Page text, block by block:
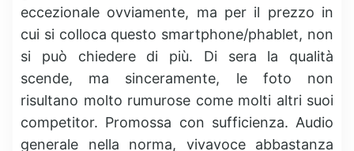
eccezionale ovviamente, ma per il prezzo in
cui si colloca questo smartphone/phablet, non
si può chiedere di più. Di sera la qualità
scende, ma sinceramente, le foto non
risultano molto rumurose come molti altri suoi
competitor. Promossa con sufficienza. Audio
generale nella norma, vivavoce abbastanza